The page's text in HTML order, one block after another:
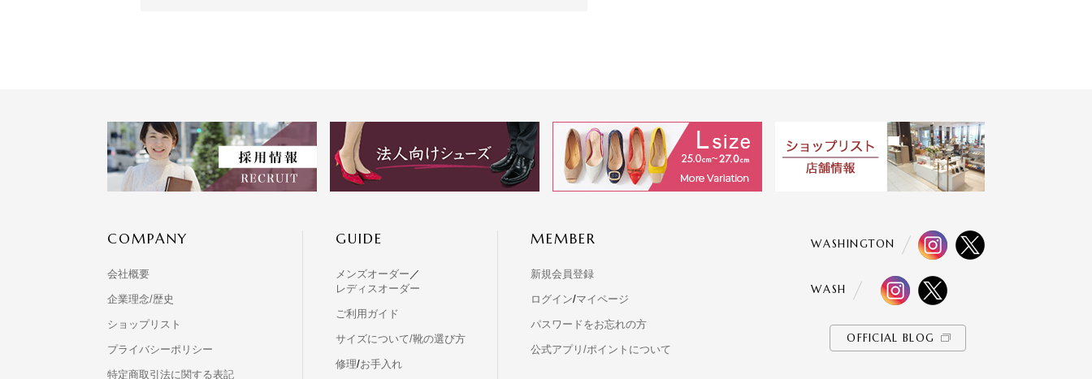
COMPANY
会社概要
企業理念/歴史
ショップリスト
プライバシーポリシー
特定商取引法に関する表記
GUIDE
メンズオーダー ／
レディスオーダー
ご利用ガイド
サイズについて/靴の選び方
修理/お手入れ
MEMBER
新規会員登録
ログイン/マイページ
パスワードをお忘れの方
公式アプリ/ポイントについて
WASHINGTON
WASH
OFFICIAL BLOG